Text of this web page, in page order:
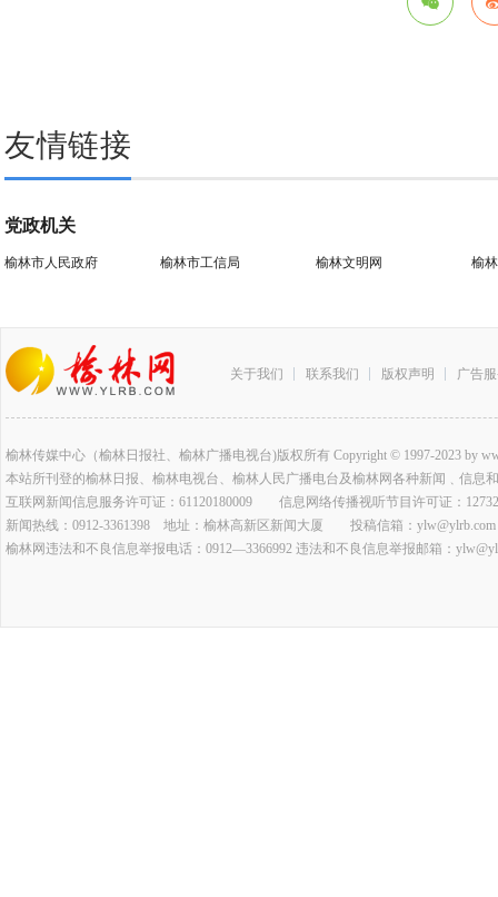
友情链接
党政机关
榆林市人民政府 榆林市工信局 榆林文明网 榆
关于我们 联系我们 版权声明 广告
榆林传媒中心（榆林日报社、榆林广播电视台)版权所有 Copyright © 1997-2023 by
本站所刊登的榆林日报、榆林电视台、榆林人民广播电台及榆林网各种新闻﹑信
互联网新闻信息服务许可证：61120180009 信息网络传播视听节目许可证：
新闻热线：0912-3361398 地址：榆林高新区新闻大厦 投稿信箱：ylw@ylrb.com
榆林网违法和不良信息举报电话：0912—3366992 违法和不良信息举报邮箱：